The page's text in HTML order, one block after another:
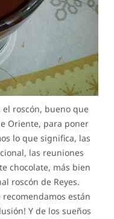
el roscón, bueno que
Oriente, para poner
lo que significa, las
las reuniones
chocolate, más bien
roscón de Reyes.
están
Y de los sueños